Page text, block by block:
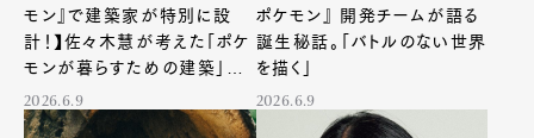
モン』で建築家が特別に設
計！】佐々木慧が考えた「ポケ
モンが暮らすための建築」と
は
2026.6.9
ポケモン』 開発チームが語る
誕生秘話。「バトルのない世界
を描く」
2026.6.9